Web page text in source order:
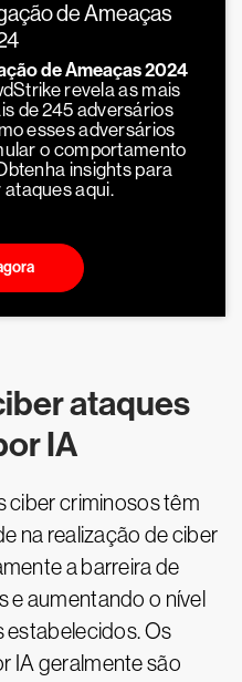
de Ameaças
de Ameaças 2024
revela as mais
de 245 adversários
esses adversários
o comportamento
insights para
aqui.
ataques
IA
ciber criminosos têm
na realização de ciber
a barreira de
e aumentando o nível
Os
IA geralmente são